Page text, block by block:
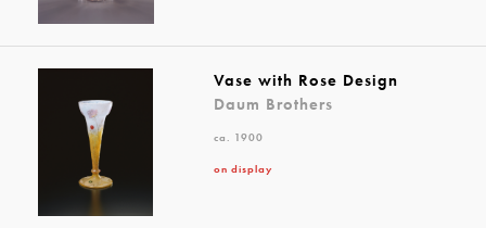
Vase with Rose Design
Daum Brothers
ca. 1900
on display